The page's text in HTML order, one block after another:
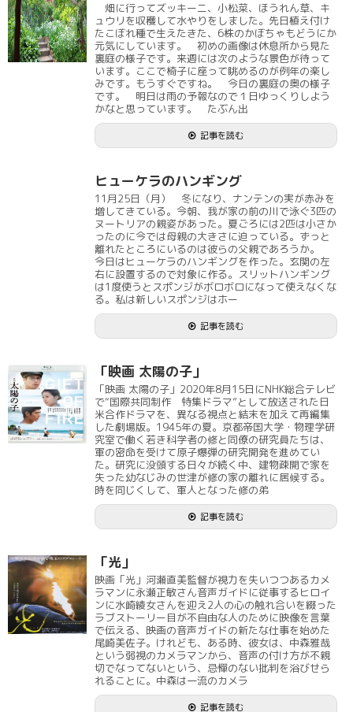
畑に行ってズッキーニ、小松菜、ほうれん草、キ
ュウリを収穫して水やりをしました。先日植え付け
たこぼれ種で生えたきた、6株のかぼちゃもどうにか
元気にしています。 初めの画像は休息所から見た
裏庭の様子です。来週には次のような景色が待って
います。ここで椅子に座って眺めるのが例年の楽し
みです。もうすぐですね。 今日の裏庭の奥の様子
です。 明日は雨の予報なので１日ゆっくりしよう
かなと思っています。 たぶん出
記事を読む
ヒューケラのハンギング
11月25日（月） 冬になり、ナンテンの実が赤みを
増してきている。今朝、我が家の前の川で泳ぐ3匹の
ヌートリアの親姿があった。夏ごろには2匹は小さか
ったのに今では母親の大きさに迫っている。ずっと
離れたところにいるのは彼らの父親であろうか。
今日はヒューケラのハンギングを作った。玄関の左
右に設置するので対象に作る。スリットハンギング
は1度使うとスポンジがボロボロになって使えなくな
る。私は新しいスポンジはホー
記事を読む
「映画 太陽の子」
「映画 太陽の子」2020年8月15日にNHK総合テレビ
で“国際共同制作 特集ドラマ”として放送された日
米合作ドラマを、異なる視点と結末を加えて再編集
した劇場版。1945年の夏。京都帝国大学・物理学研
究室で働く若き科学者の修と同僚の研究員たちは、
軍の密命を受けて原子爆弾の研究開発を進めてい
た。研究に没頭する日々が続く中、建物疎開で家を
失った幼なじみの世津が修の家の離れに居候する。
時を同じくして、軍人となった修の弟
記事を読む
「光」
映画「光」河瀬直美監督が視力を失いつつあるカメ
ラマンに永瀬正敏さん音声ガイドに従事するヒロイ
ンに水崎綾女さんを迎え2人の心の触れ合いを綴った
ラブストーリー目が不自由な人のために映像を言葉
で伝える、映画の音声ガイドの新たな仕事を始めた
尾崎美佐子。けれども、ある時、彼女は、中森雅哉
という弱視のカメラマンから、音声の付け方が不親
切でなってないという、忌憚のない批判を浴びせら
れることに。中森は一流のカメラ
記事を読む